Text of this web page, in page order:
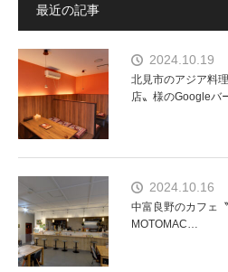
最近の記事
2024.10.19
北見市のアジア料
店〟様のGoogleバ
2024.10.16
中富良野のカフェ
MOTOMAC…